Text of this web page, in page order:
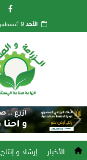
الأحد9 أغسطس 2026
الأخبار إرشاد و إنتاج